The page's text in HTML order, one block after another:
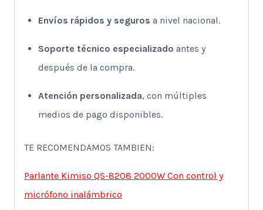
Envíos rápidos y seguros a nivel nacional.
Soporte técnico especializado antes y
después de la compra.
Atención personalizada, con múltiples
medios de pago disponibles.
TE RECOMENDAMOS TAMBIEN:
Parlante Kimiso QS-8208 2000W Con control y
micrófono inalámbrico